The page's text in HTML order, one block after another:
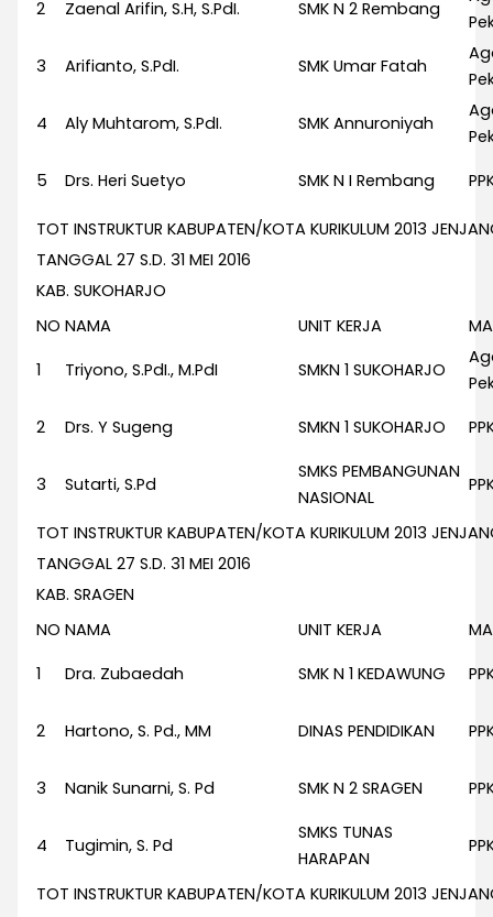
2
Zaenal Arifin, S.H, S.PdI. SMK N 2 Rembang
3
Arifianto, S.PdI. SMK Umar Fatah
4
Aly Muhtarom, S.PdI. SMK Annuroniyah
5
Drs. Heri Suetyo SMK N I Rembang
TOT INSTRUKTUR KABUPATEN/KOTA KURIKULUM 2013
TANGGAL 27 S.D. 31 MEI 2016
KAB. SUKOHARJO
NO NAMA UNIT KERJA
1
Triyono, S.PdI., M.PdI SMKN 1 SUKOHARJO
2
Drs. Y Sugeng SMKN 1 SUKOHARJO
3 Sutarti, S.Pd
SMKS PEMBANGUNAN
NASIONAL
TOT INSTRUKTUR KABUPATEN/KOTA KURIKULUM 2013
TANGGAL 27 S.D. 31 MEI 2016
KAB. SRAGEN
NO NAMA UNIT KERJA
1
Dra. Zubaedah SMK N 1 KEDAWUNG
2 Hartono, S. Pd., MM DINAS PENDIDIKAN
3 Nanik Sunarni, S. Pd SMK N 2 SRAGEN
4 Tugimin, S. Pd
SMKS TUNAS
HARAPAN
TOT INSTRUKTUR KABUPATEN/KOTA KURIKULUM 2013